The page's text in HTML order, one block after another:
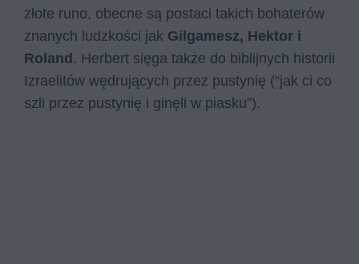
złote runo, obecne są postaci takich bohaterów
znanych ludzkości jak Gilgamesz, Hektor i
Roland. Herbert sięga także do biblijnych historii
Izraelitów wędrujących przez pustynię (“jak ci co
szli przez pustynię i ginęli w piasku”).